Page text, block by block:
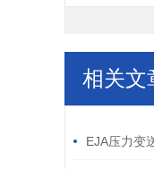
相关文
EJA压力变